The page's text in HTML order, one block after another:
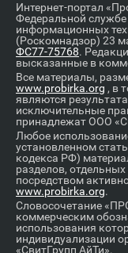
Интернет-портал
Федеральной службе
информационных
(Роскомнадзор) 23
ФС77-75768.
высказанные в
Все материалы,
www.probirka.org , в
являются
исключительные
принадлежат ООО
Любое
установленном
кодекса РФ)
разделов,
посредством
www.probirka.org.
Словосочетание
коммерческим
использования
индивидуализации
«СвитГрупп АйТи».